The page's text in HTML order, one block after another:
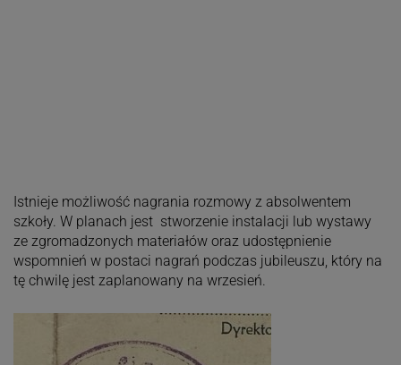
Istnieje możliwość nagrania rozmowy z absolwentem
szkoły. W planach jest stworzenie instalacji lub wystawy
ze zgromadzonych materiałów oraz udostępnienie
wspomnień w postaci nagrań podczas jubileuszu, który na
tę chwilę jest zaplanowany na wrzesień.